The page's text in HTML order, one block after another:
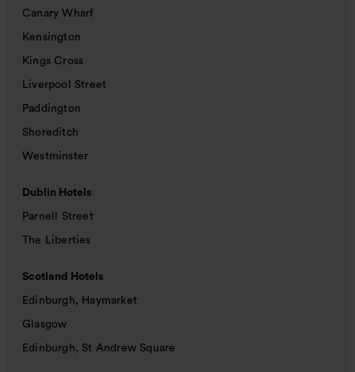
Canary Wharf
Kensington
Kings Cross
Liverpool Street
Paddington
Shoreditch
Westminster
Dublin Hotels
Parnell Street
The Liberties
Scotland Hotels
Edinburgh, Haymarket
Glasgow
Edinburgh, St Andrew Square